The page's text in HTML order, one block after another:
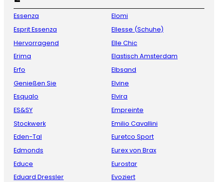
Essenza
Esprit Essenza
Hervorragend
Erima
Erfo
Genießen Sie
Esqualo
ES&SY
Stockwerk
Eden-Tal
Edmonds
Educe
Eduard Dressler
Elomi
Ellesse (Schuhe)
Elle Chic
Elastisch Amsterdam
Elbsand
Elvine
Elvira
Empreinte
Emilio Cavallini
Euretco Sport
Eurex von Brax
Eurostar
Evoziert